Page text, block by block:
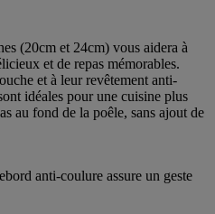
(20cm et 24cm) vous aidera à
et de repas mémorables.
et à leur revêtement anti-
idéales pour une cuisine plus
au fond de la poêle, sans ajout de
anti-coulure assure un geste